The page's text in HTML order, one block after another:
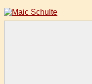
Zum
Inhalt